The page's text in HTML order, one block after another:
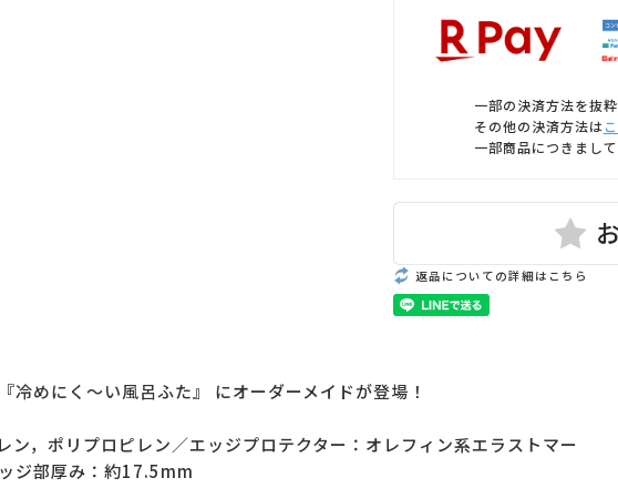
一部の決済方法を抜
その他の決済方法は
一部商品につきまし
返品についての詳細はこちら
冷めにく～い風呂ふた』 にオーダーメイドが登場！
，ポリプロピレン／エッジプロテクター：オレフィン系エラストマー
ジ部厚み：約17.5mm